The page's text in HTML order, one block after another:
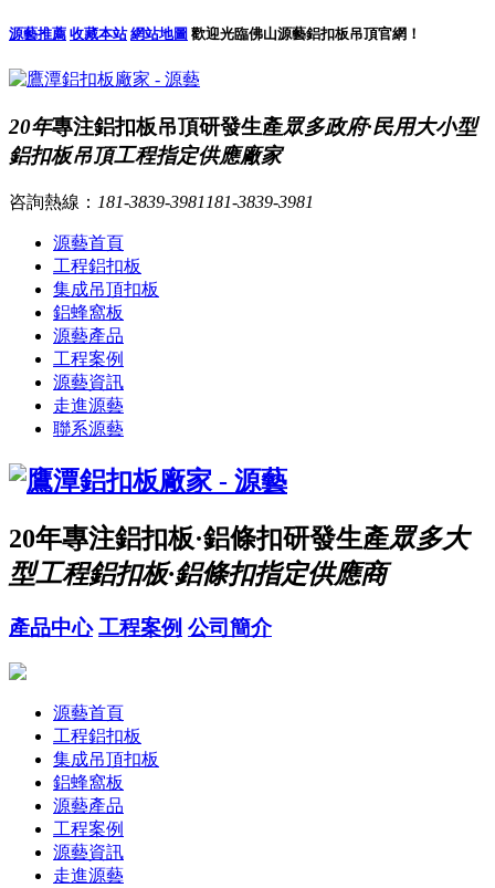
源藝推薦 收藏本站 網站地圖 歡迎光臨佛山源藝鋁扣板吊頂官網！
20年專注鋁扣板吊頂研發生產眾多政府·民用大小型
鋁扣板吊頂工程指定供應廠家
咨詢熱線： 181-3839-3981 181-3839-3981
源藝首頁
工程鋁扣板
集成吊頂扣板
鋁蜂窩板
源藝產品
工程案例
源藝資訊
走進源藝
聯系源藝
20年專注鋁扣板·鋁條扣研發生產眾多大
型工程鋁扣板·鋁條扣指定供應商
產品中心 工程案例 公司簡介
源藝首頁
工程鋁扣板
集成吊頂扣板
鋁蜂窩板
源藝產品
工程案例
源藝資訊
走進源藝